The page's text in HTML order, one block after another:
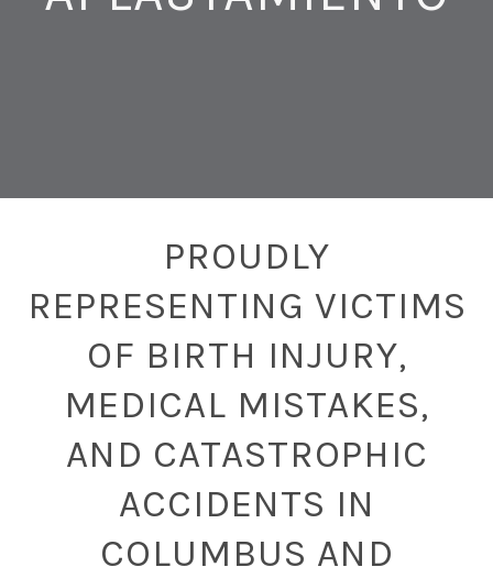
PROUDLY
REPRESENTING VICTIMS
OF BIRTH INJURY,
MEDICAL MISTAKES,
AND CATASTROPHIC
ACCIDENTS IN
COLUMBUS AND